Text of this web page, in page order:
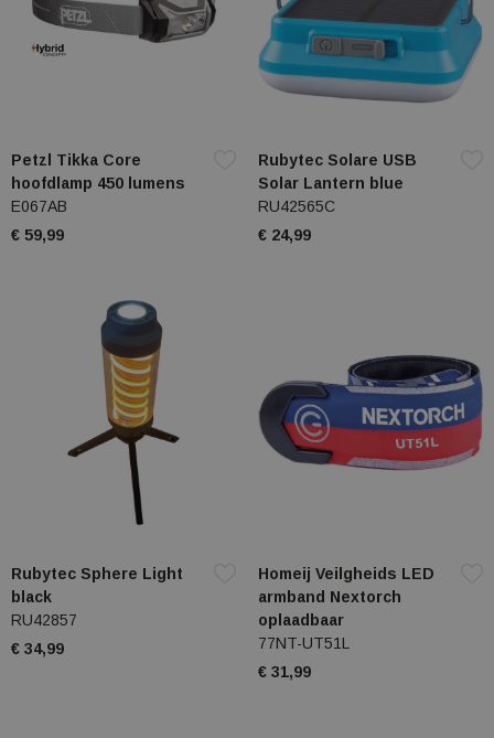
Petzl Tikka Core
hoofdlamp 450 lumens
E067AB
€ 59,99
Rubytec Solare USB
Solar Lantern blue
RU42565C
€ 24,99
Rubytec Sphere Light
black
RU42857
€ 34,99
Homeij Veilgheids LED
armband Nextorch
oplaadbaar
77NT-UT51L
€ 31,99